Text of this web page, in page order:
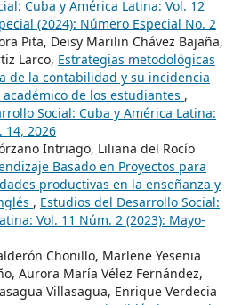
Cuba y América Latina: Vol. 12
(2024): Número Especial No. 2
Pita, Deisy Marilin Chávez Bajaña,
Larco, Estrategias metodológicas
de la contabilidad y su incidencia
de los estudiantes ,
Social: Cuba y América Latina:
14, 2026
Intriago, Liliana del Rocío
Basado en Proyectos para
productivas en la enseñanza y
, Estudios del Desarrollo Social:
Vol. 11 Núm. 2 (2023): Mayo-
Chonillo, Marlene Yesenia
Aurora María Vélez Fernández,
Villasagua, Enrique Verdecia